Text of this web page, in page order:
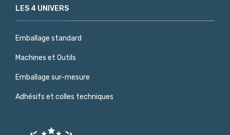
LES 4 UNIVERS
Emballage standard
Machines et Outils
Emballage sur-mesure
Adhésifs et colles techniques